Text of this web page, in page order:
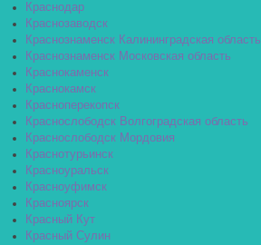
Краснодар
Краснозаводск
Краснознаменск Калининградская область
Краснознаменск Московская область
Краснокаменск
Краснокамск
Красноперекопск
Краснослободск Волгоградская область
Краснослободск Мордовия
Краснотурьинск
Красноуральск
Красноуфимск
Красноярск
Красный Кут
Красный Сулин